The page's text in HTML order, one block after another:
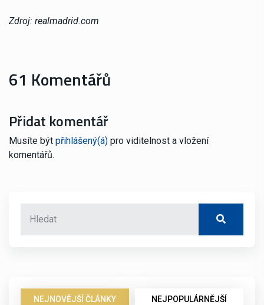
Zdroj: realmadrid.com
61 Komentářů
Přidat komentář
Musíte být přihlášený(á) pro viditelnost a vložení
komentářů.
NEJNOVĚJŠÍ ČLÁNKY NEJPOPULÁRNĚJŠÍ